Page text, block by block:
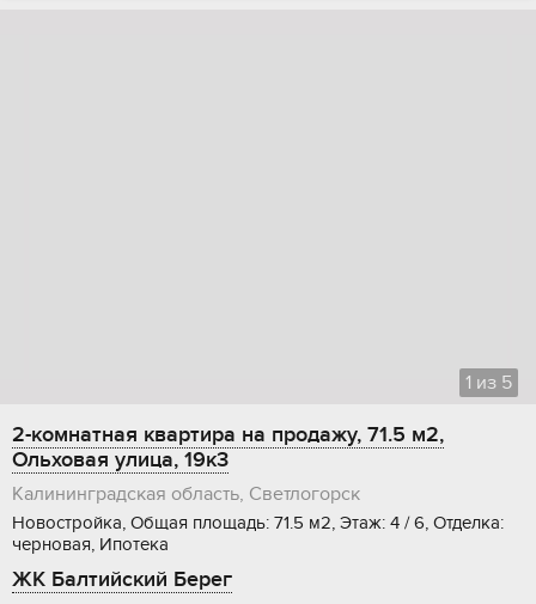
1 из 5
2-комнатная квартира на продажу, 71.5 м2,
Ольховая улица, 19к3
Калининградская область, Светлогорск
Новостройка, Общая площадь: 71.5 м2, Этаж: 4 / 6, Отделка:
черновая, Ипотека
ЖК Балтийский Берег